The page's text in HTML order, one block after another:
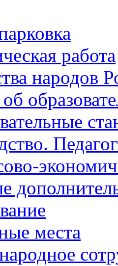
работа
народов
места